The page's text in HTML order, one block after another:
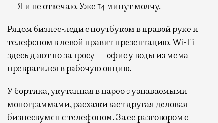
— Я и не отвечаю. Уже 14 минут молчу.
Рядом бизнес-леди с ноутбуком в правой руке и
телефоном в левой правит презентацию. Wi-Fi
здесь дают по запросу — офис у воды из мема
превратился в рабочую опцию.
У бортика, укутанная в парео с узнаваемыми
монограммами, расхаживает другая деловая
бизнесвумен с телефоном. За ее разговором с